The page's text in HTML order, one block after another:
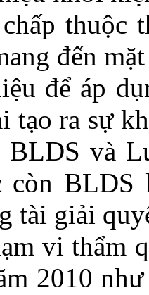
thuộc
đến
để áp
tạo ra sự
BLDS và
còn BLDS
tài giải
vi thẩm
2010